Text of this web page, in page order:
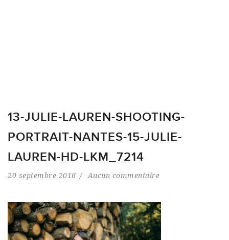
13-JULIE-LAUREN-SHOOTING-
PORTRAIT-NANTES-15-JULIE-
LAUREN-HD-LKM_7214
20 septembre 2016 Aucun commentaire